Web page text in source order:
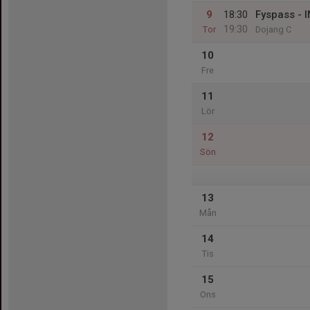
9
Tor
18:30
19:30
Fyspass -
Dojang C
10
Fre
11
Lör
12
Sön
13
Mån
14
Tis
15
Ons